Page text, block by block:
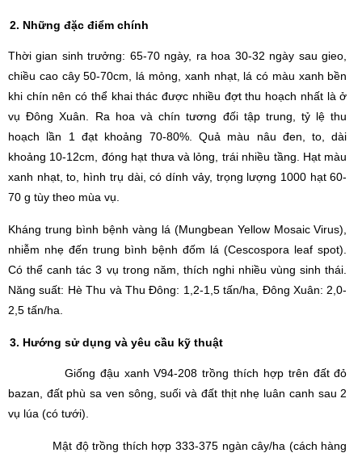
2. Những đặc điểm chính
Thời gian sinh trưởng: 65-70 ngày, ra hoa 30-32 ngày sau gieo,
chiều cao cây 50-70cm, lá mỏng, xanh nhạt, lá có màu xanh bền
khi chín nên có thể khai thác được nhiều đợt thu hoạch nhất là ở
vụ Đông Xuân. Ra hoa và chín tương đối tập trung, tỷ lệ thu
hoạch lần 1 đạt khoảng 70-80%. Quả màu nâu đen, to, dài
khoảng 10-12cm, đóng hạt thưa và lỏng, trái nhiều tầng. Hạt màu
xanh nhạt, to, hình trụ dài, có dính vảy, trọng lượng 1000 hạt 60-
70 g tùy theo mùa vụ.
Kháng trung bình bệnh vàng lá (Mungbean Yellow Mosaic Virus),
nhiễm nhẹ đến trung bình bệnh đốm lá (Cescospora leaf spot).
Có thể canh tác 3 vụ trong năm, thích nghi nhiều vùng sinh thái.
Năng suất: Hè Thu và Thu Đông: 1,2-1,5 tấn/ha, Đông Xuân: 2,0-
2,5 tấn/ha.
3. Hướng sử dụng và yêu cầu kỹ thuật
Giống đậu xanh V94-208 trồng thích hợp trên đất đỏ
bazan, đất phù sa ven sông, suối và đất thịt nhẹ luân canh sau 2
vụ lúa (có tưới).
Mật độ trồng thích hợp 333-375 ngàn cây/ha (cách hàng